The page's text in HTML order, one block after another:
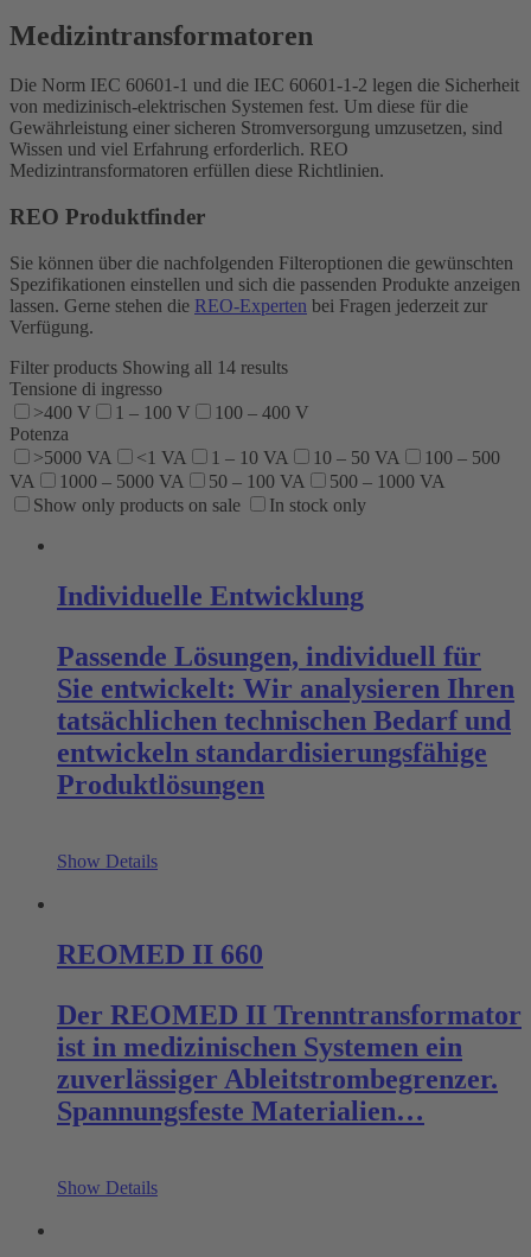
Medizintransformatoren
Die Norm IEC 60601-1 und die IEC 60601-1-2 legen die Sicherheit
von medizinisch-elektrischen Systemen fest. Um diese für die
Gewährleistung einer sicheren Stromversorgung umzusetzen, sind
Wissen und viel Erfahrung erforderlich. REO
Medizintransformatoren erfüllen diese Richtlinien.
REO Produktfinder
Sie können über die nachfolgenden Filteroptionen die gewünschten
Spezifikationen einstellen und sich die passenden Produkte anzeigen
lassen. Gerne stehen die REO-Experten bei Fragen jederzeit zur
Verfügung.
Filter products Showing all 14 results
Tensione di ingresso
>400 V
1 – 100 V
100 – 400 V
Potenza
>5000 VA
<1 VA 1 – 10 VA 10 – 50 VA
100 – 500
VA
1000 – 5000 VA 50 – 100 VA
500 – 1000 VA
Show only products on sale
In stock only
Individuelle Entwicklung
Passende Lösungen, individuell für
Sie entwickelt: Wir analysieren Ihren
tatsächlichen technischen Bedarf und
entwickeln standardisierungsfähige
Produktlösungen
Show Details
REOMED II 660
Der REOMED II Trenntransformator
ist in medizinischen Systemen ein
zuverlässiger Ableitstrombegrenzer.
Spannungsfeste Materialien…
Show Details